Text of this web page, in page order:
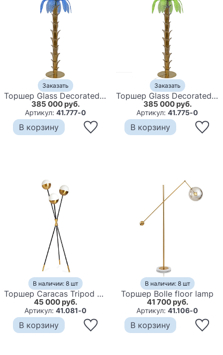
Заказать
Торшер Glass Decorated Palm Floor Lamp Blue Листья Пальмы
385 000 руб.
Артикул:41.777-0
В корзину
Заказать
Торшер Glass Decorated Palm Floor Lamp Green Листья Пальмы
385 000 руб.
Артикул:41.775-0
В корзину
В наличии: 8 шт
Торшер Caracas Tripod Floor Lamp
45 000 руб.
Артикул:41.081-0
В корзину
В наличии: 8 шт
Торшер Bolle floor lamp
41 700 руб.
Артикул:41.106-0
В корзину